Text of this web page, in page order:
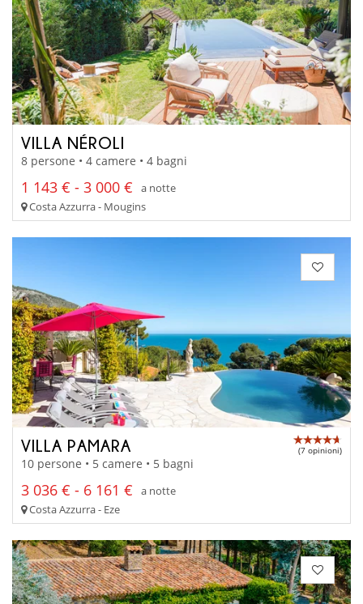
VILLA NÉROLI
8 persone • 4 camere • 4 bagni
1 143 € - 3 000 €
a notte
Costa Azzurra - Mougins
VILLA PAMARA (7 opinioni)
10 persone • 5 camere • 5 bagni
3 036 € - 6 161 €
a notte
Costa Azzurra - Eze